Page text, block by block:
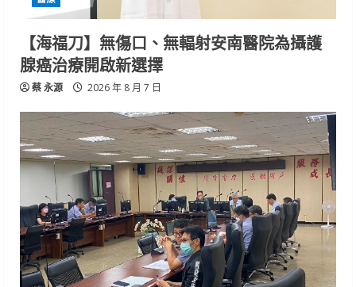
【海福刀】無傷口、無輻射安南醫院為攝護
腺癌治療開啟新選擇
蔡 永源 2026 年 8 月 7 日